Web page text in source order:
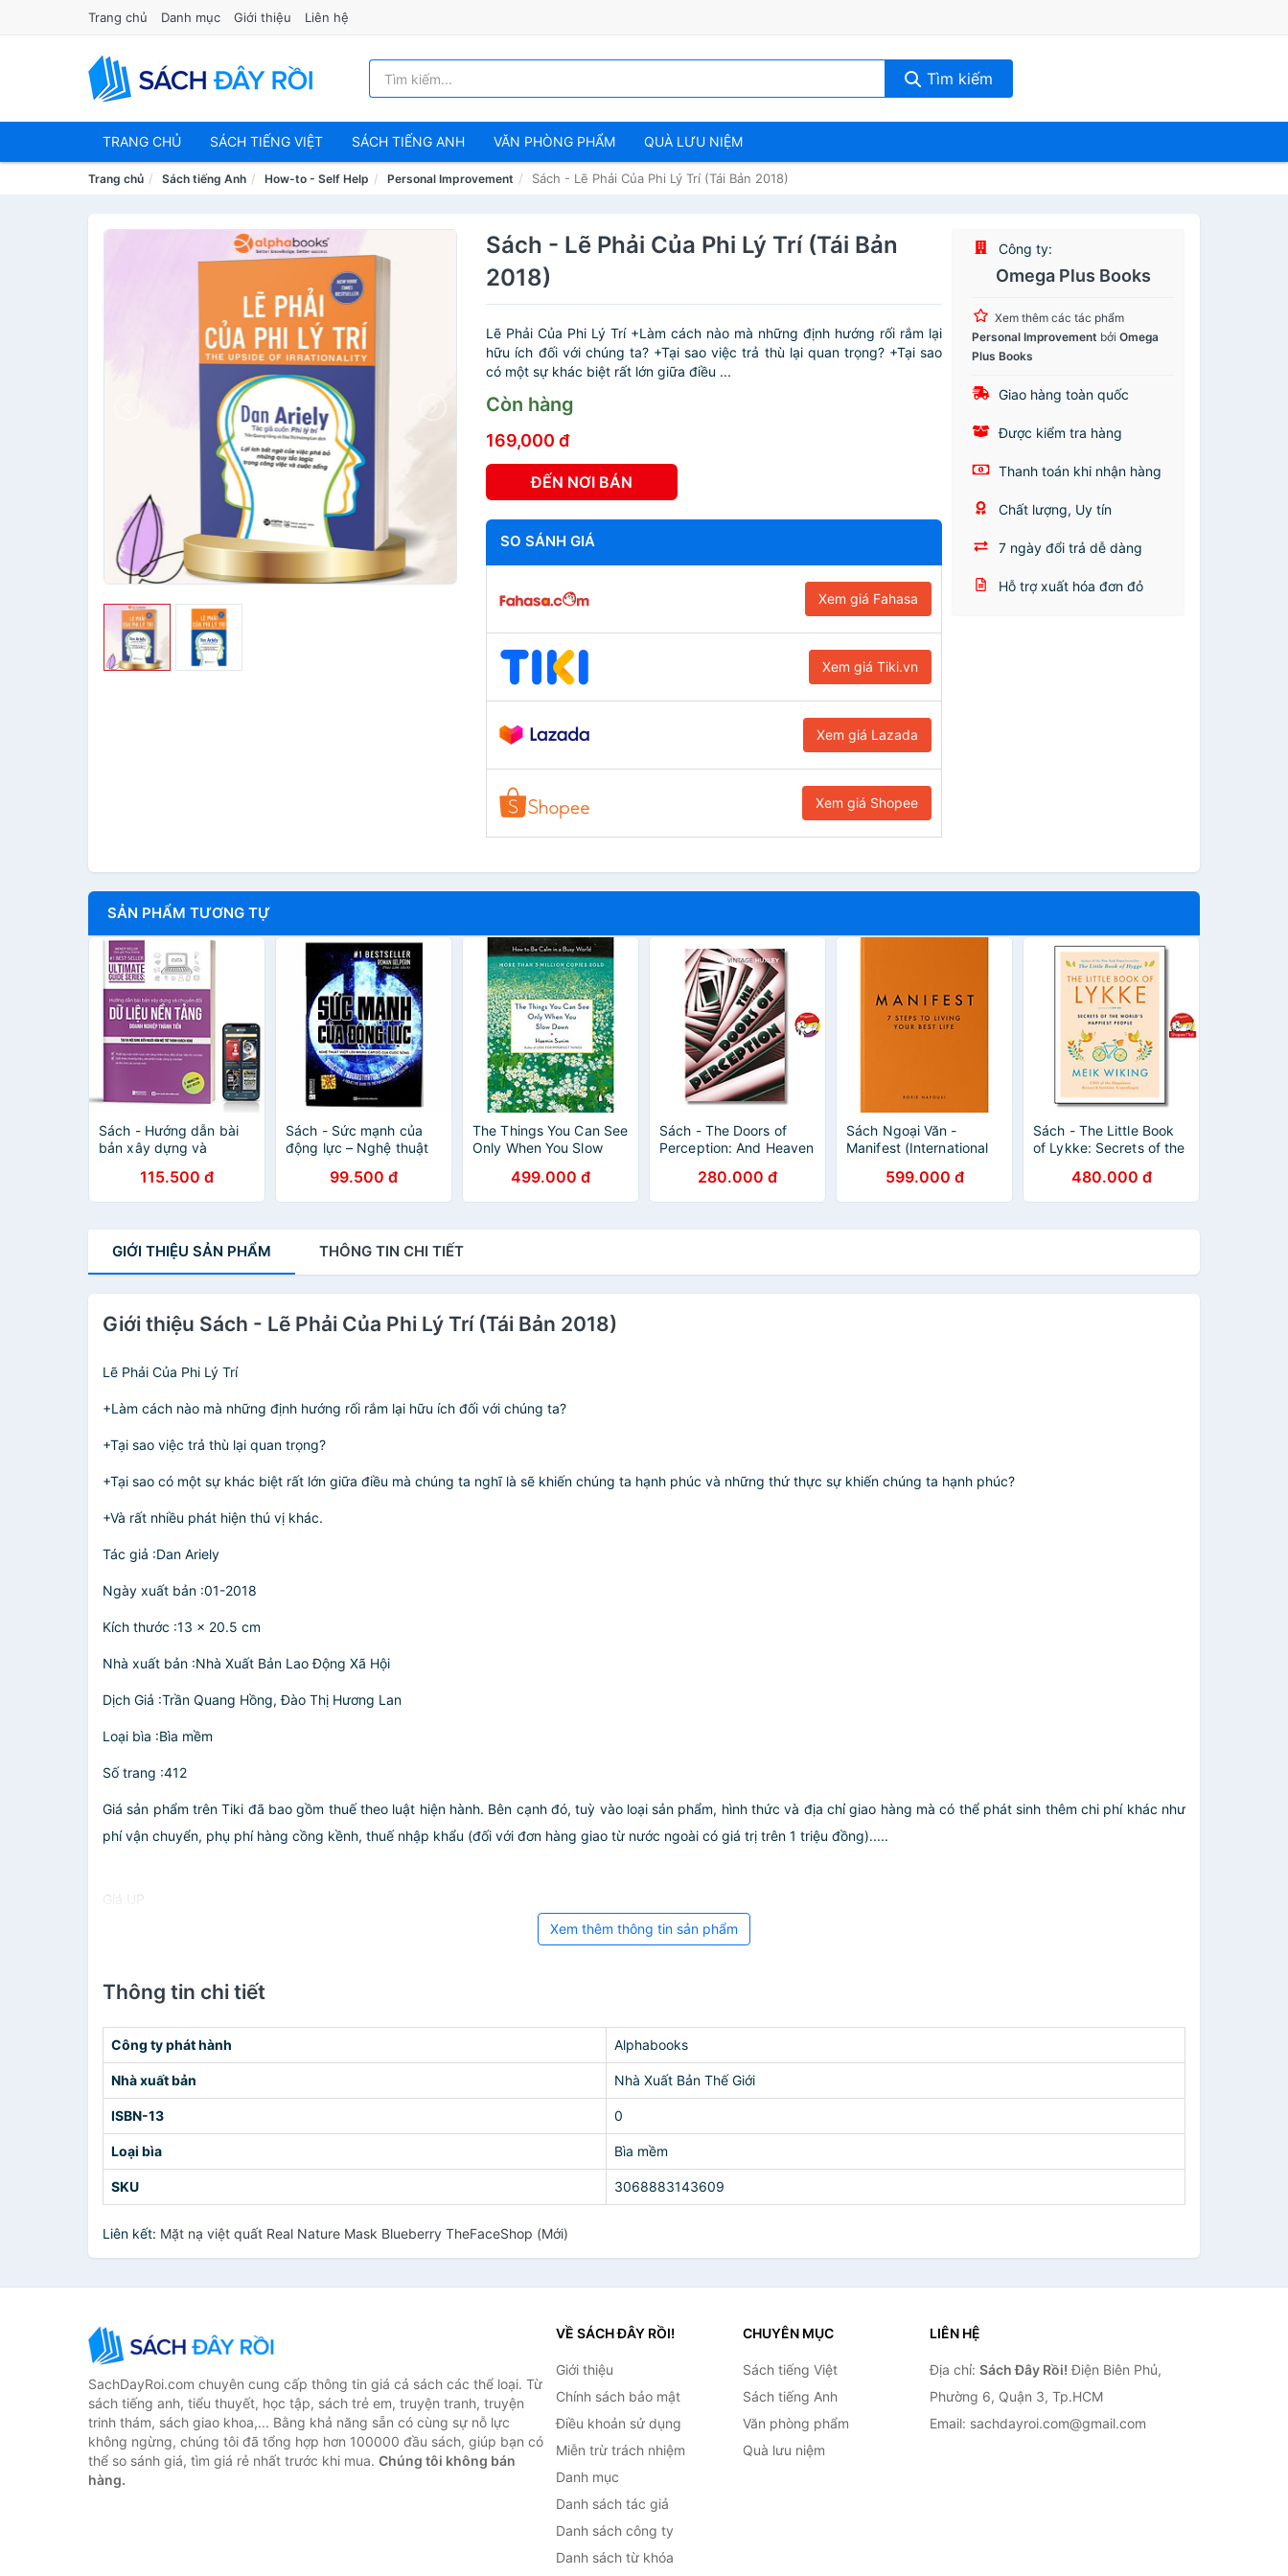
Trang chủ Danh mục Giới thiệu Liên hệ
Tìm kiếm
TRANG CHỦ SÁCH TIẾNG VIỆT SÁCH TIẾNG ANH VĂN PHÒNG PHẨM QUÀ LƯU NIỆM
Trang chủ Sách tiếng Anh How-to - Self Help Personal Improvement Sách - Lẽ Phải Của Phi Lý Trí (Tái Bản 2018)
Sách - Lẽ Phải Của Phi Lý Trí (Tái Bản
2018)
Lẽ Phải Của Phi Lý Trí +Làm cách nào mà những định hướng rối rắm lại
hữu ích đối với chúng ta? +Tại sao việc trả thù lại quan trọng? +Tại sao
có một sự khác biệt rất lớn giữa điều ...
Còn hàng
169,000 đ
ĐẾN NƠI BÁN
SO SÁNH GIÁ
Xem giá Fahasa
Xem giá Tiki.vn
Xem giá Lazada
Xem giá Shopee
Công ty:
Omega Plus Books
Xem thêm các tác phẩm
Personal Improvement bởiOmega
Plus Books
Giao hàng toàn quốc
Được kiểm tra hàng
Thanh toán khi nhận hàng
Chất lượng, Uy tín
7 ngày đổi trả dễ dàng
Hỗ trợ xuất hóa đơn đỏ
SẢN PHẨM TƯƠNG TỰ
Sách - Hướng dẫn bài
bản xây dựng và
tảng doanh nghiệp
thành tiền
115.500 đ
Sách - Sức mạnh của
động lực – Nghệ thuật
của cuộc sống
99.500 đ
The Things You Can See
Only When You Slow
in a Busy World
499.000 đ
Sách - The Doors of
Perception: And Heaven
Huxley | Psychology
English Book
280.000 đ
Sách Ngoại Văn -
Manifest (International
Roxie Nafousi (Author))
599.000 đ
Sách - The Little Book
of Lykke: Secrets of the
(The Happiness Institute
Series) by Meik Wiking
480.000 đ
GIỚI THIỆU SẢN PHẨM THÔNG TIN CHI TIẾT
Giới thiệu Sách - Lẽ Phải Của Phi Lý Trí (Tái Bản 2018)
Lẽ Phải Của Phi Lý Trí
+Làm cách nào mà những định hướng rối rắm lại hữu ích đối với chúng ta?
+Tại sao việc trả thù lại quan trọng?
+Tại sao có một sự khác biệt rất lớn giữa điều mà chúng ta nghĩ là sẽ khiến chúng ta hạnh phúc và những thứ thực sự khiến chúng ta hạnh phúc?
+Và rất nhiều phát hiện thú vị khác.
Tác giả :Dan Ariely
Ngày xuất bản :01-2018
Kích thước :13 x 20.5 cm
Nhà xuất bản :Nhà Xuất Bản Lao Động Xã Hội
Dịch Giả :Trần Quang Hồng, Đào Thị Hương Lan
Loại bìa :Bìa mềm
Số trang :412
Giá sản phẩm trên Tiki đã bao gồm thuế theo luật hiện hành. Bên cạnh đó, tuỳ vào loại sản phẩm, hình thức và địa chỉ giao hàng mà có thể phát sinh thêm chi phí khác như
phí vận chuyển, phụ phí hàng cồng kềnh, thuế nhập khẩu (đối với đơn hàng giao từ nước ngoài có giá trị trên 1 triệu đồng).....
Giá UP
Xem thêm thông tin sản phẩm
Thông tin chi tiết
Công ty phát hành Alphabooks
Nhà xuất bản Nhà Xuất Bản Thế Giới
ISBN-13 0
Loại bìa Bìa mềm
SKU 3068883143609
Liên kết: Mặt nạ việt quất Real Nature Mask Blueberry TheFaceShop (Mới)
SachDayRoi.com chuyên cung cấp thông tin giá cả sách các thể loại. Từ
sách tiếng anh, tiểu thuyết, học tập, sách trẻ em, truyện tranh, truyện
trinh thám, sách giao khoa,... Bằng khả năng sẵn có cùng sự nỗ lực
không ngừng, chúng tôi đã tổng hợp hơn 100000 đầu sách, giúp bạn có
thể so sánh giá, tìm giá rẻ nhất trước khi mua. Chúng tôi không bán
hàng.
VỀ SÁCH ĐÂY RỒI!
Giới thiệu
Chính sách bảo mật
Điều khoản sử dụng
Miễn trừ trách nhiệm
Danh mục
Danh sách tác giả
Danh sách công ty
Danh sách từ khóa
CHUYÊN MỤC
Sách tiếng Việt
Sách tiếng Anh
Văn phòng phẩm
Quà lưu niệm
LIÊN HỆ
Địa chỉ: Sách Đây Rồi! Điện Biên Phủ,
Phường 6, Quận 3, Tp.HCM
Email: sachdayroi.com@gmail.com